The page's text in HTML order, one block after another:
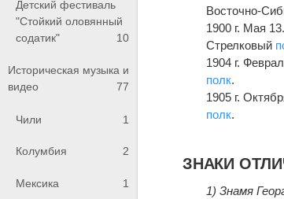
Детский фестиваль
"Стойкий оловянный
содатик"
10
Историческая музыка и
видео
77
Чили 1
Колумбия 2
Мексика 1
Восточно-
1900 г. Мая
Стрелковый
1904 г.
полк.
1905 г.
полк.
ЗНАКИ
1) Знамя